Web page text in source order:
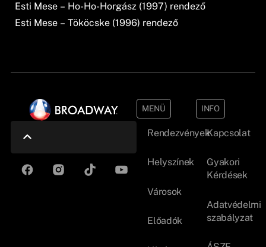
Esti Mese – Ho-Ho-Horgász (1997) rendező
Esti Mese – Tököcske (1996) rendező
MENÜ
Rendezvények
Helyszínek
Városok
Előadók
INFO
Kapcsolat
Gyakori
Kérdések
Adatvédelmi
szabályzat